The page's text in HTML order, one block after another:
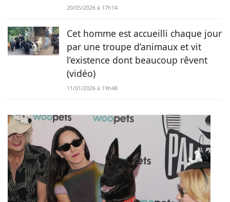
20/05/2026 à 17h14
Cet homme est accueilli chaque jour
par une troupe d’animaux et vit
l’existence dont beaucoup rêvent
(vidéo)
11/01/2026 à 19h48